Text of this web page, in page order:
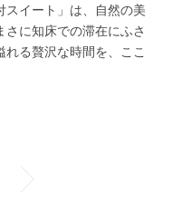
スイート」は、自然の美
さに知床での滞在にふさ
る贅沢な時間を、ここ